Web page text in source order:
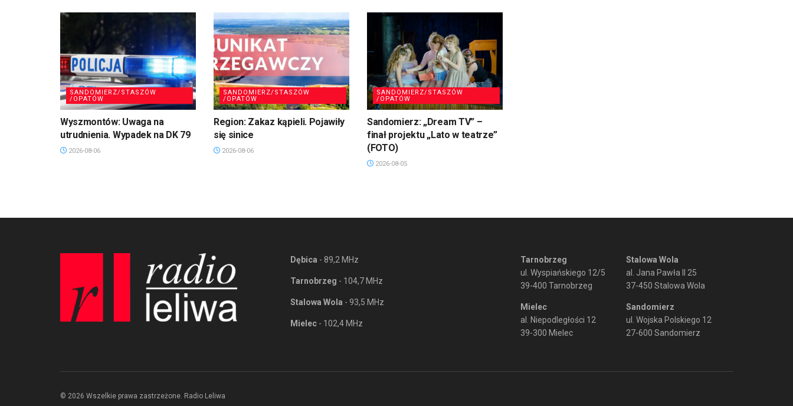
SANDOMIERZ/STASZÓW
/OPATÓW
Wyszmontów: Uwaga na
utrudnienia. Wypadek na DK 79
2026-08-06
SANDOMIERZ/STASZÓW
/OPATÓW
Region: Zakaz kąpieli. Pojawiły
się sinice
2026-08-06
SANDOMIERZ/STASZÓW
/OPATÓW
Sandomierz: „Dream TV” –
finał projektu „Lato w teatrze”
(FOTO)
2026-08-05
Dębica - 89,2 MHz
Tarnobrzeg - 104,7 MHz
Stalowa Wola - 93,5 MHz
Mielec - 102,4 MHz
Tarnobrzeg
ul. Wyspiańskiego 12/5
39-400 Tarnobrzeg
Mielec
al. Niepodległości 12
39-300 Mielec
Stalowa Wola
al. Jana Pawła II 25
37-450 Stalowa Wola
Sandomierz
ul. Wojska Polskiego 12
27-600 Sandomierz
© 2026 Wszelkie prawa zastrzeżone. Radio Leliwa